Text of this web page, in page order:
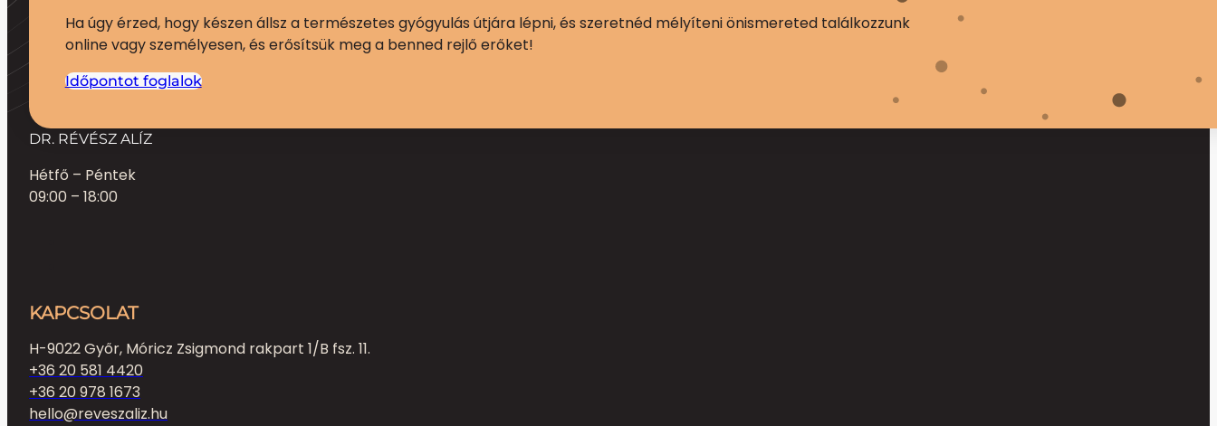
Ha úgy érzed, hogy készen állsz a természetes gyógyulás útjára lépni, és szeretnéd mélyíteni önismereted találkozzunk
online vagy személyesen, és erősítsük meg a benned rejlő erőket!
Időpontot foglalok
DR. RÉVÉSZ ALÍZ
Hétfő – Péntek
09:00 – 18:00
KAPCSOLAT
H-9022 Győr, Móricz Zsigmond rakpart 1/B fsz. 11.
+36 20 581 4420
+36 20 978 1673
hello@reveszaliz.hu